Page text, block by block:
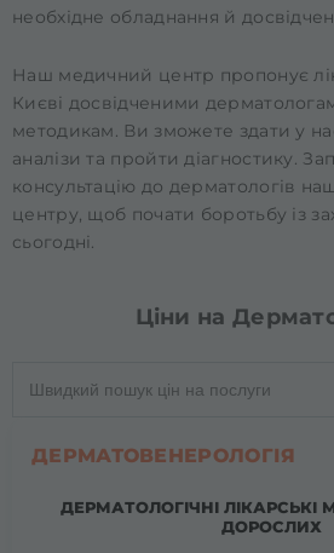
необхідне обладнання й
Наш медичний центр пропонує
Києві досвідченими
методикам. Ви зможете здати у
аналізи та пройти діагностику.
консультацію до дерматологів
центру, щоб почати боротьбу із
сьогодні.
Ціни на
ДЕРМАТОВЕНЕРОЛОГІЯ
ДЕРМАТОЛОГІЧНІ ЛІКАРСЬКІ
ДОРОСЛИХ